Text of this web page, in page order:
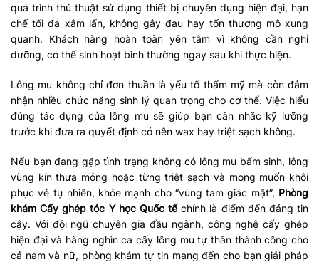
quá trình thủ thuật sử dụng thiết bị chuyên dụng hiện đại, hạn
chế tối đa xâm lấn, không gây đau hay tổn thương mô xung
quanh. Khách hàng hoàn toàn yên tâm vì không cần nghỉ
dưỡng, có thể sinh hoạt bình thường ngay sau khi thực hiện.
Lông mu không chỉ đơn thuần là yếu tố thẩm mỹ mà còn đảm
nhận nhiều chức năng sinh lý quan trọng cho cơ thể. Việc hiểu
đúng tác dụng của lông mu sẽ giúp bạn cân nhắc kỹ lưỡng
trước khi đưa ra quyết định có nên wax hay triệt sạch không.
Nếu bạn đang gặp tình trạng không có lông mu bẩm sinh, lông
vùng kín thưa mỏng hoặc từng triệt sạch và mong muốn khôi
phục vẻ tự nhiên, khỏe mạnh cho “vùng tam giác mật”, Phòng
khám Cấy ghép tóc Y học Quốc tếchính là điểm đến đáng tin
cậy. Với đội ngũ chuyên gia đầu ngành, công nghệ cấy ghép
hiện đại và hàng nghìn ca cấy lông mu tự thân thành công cho
cả nam và nữ, phòng khám tự tin mang đến cho bạn giải pháp